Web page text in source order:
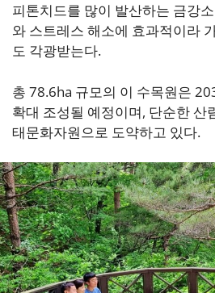
피톤치드를 많이 발산하는 금강
와 스트레스 해소에 효과적이라
도 각광받는다.
총 78.6ha 규모의 이 수목원은
확대 조성될 예정이며, 단순한 산
태문화자원으로 도약하고 있다.